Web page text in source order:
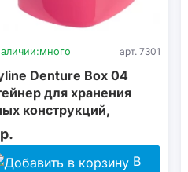
много арт. 7301
Denture Box 04
для хранения
конструкций,
В